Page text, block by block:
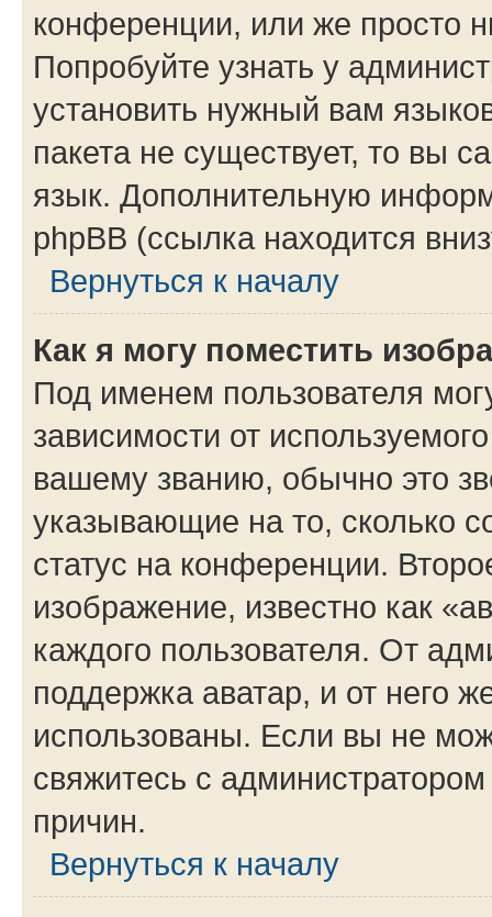
конференции, или же просто
Попробуйте узнать у
установить нужный вам
пакета не существует, то вы
язык. Дополнительную
phpBB (ссылка находится
Вернуться к началу
Как я могу поместить
Под именем пользователя
зависимости от
вашему званию, обычно это
указывающие на то, сколько
статус на конференции.
изображение, известно как
каждого пользователя. От
поддержка аватар, и от него
использованы. Если вы не
свяжитесь с
причин.
Вернуться к началу